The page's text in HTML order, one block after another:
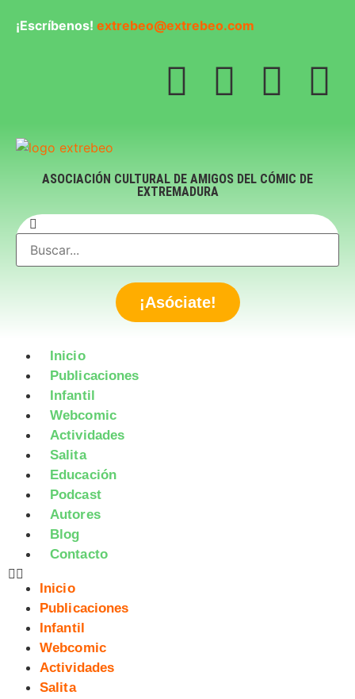
¡Escríbenos! extrebeo@extrebeo.com
ASOCIACIÓN CULTURAL DE AMIGOS DEL CÓMIC DE
EXTREMADURA
¡Asóciate!
Inicio
Publicaciones
Infantil
Webcomic
Actividades
Salita
Educación
Podcast
Autores
Blog
Contacto
Inicio
Publicaciones
Infantil
Webcomic
Actividades
Salita